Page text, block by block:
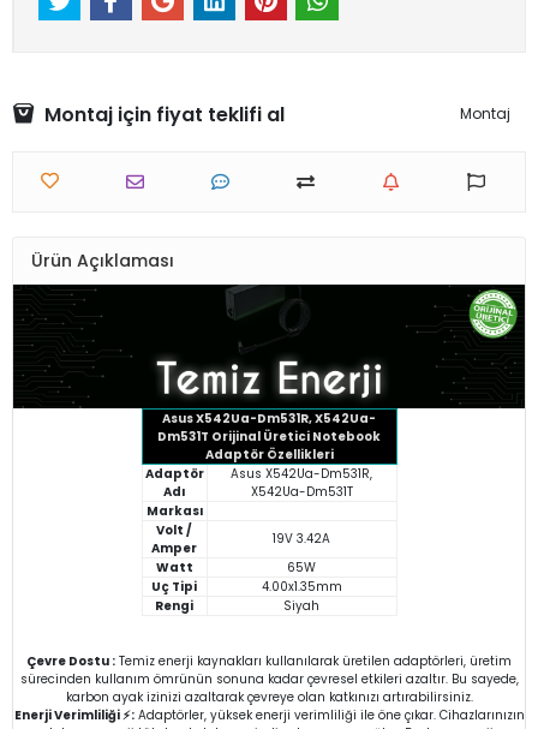
Montaj için fiyat teklifi al Montaj
Ürün Açıklaması
Asus X542Ua-Dm531R, X542Ua-
Dm531T Orijinal Üretici Notebook
Adaptör Özellikleri
Adaptör
Adı
Asus X542Ua-Dm531R,
X542Ua-Dm531T
Markası
Volt /
Amper
19V 3.42A
Watt
65W
Uç Tipi
4.00x1.35mm
Rengi
Siyah
Çevre Dostu : Temiz enerji kaynakları kullanılarak üretilen adaptörleri, üretim
sürecinden kullanım ömrünün sonuna kadar çevresel etkileri azaltır. Bu sayede,
karbon ayak izinizi azaltarak çevreye olan katkınızı artırabilirsiniz.
Enerji Verimliliği ⚡:Adaptörler, yüksek enerji verimliliği ile öne çıkar. Cihazlarınızın